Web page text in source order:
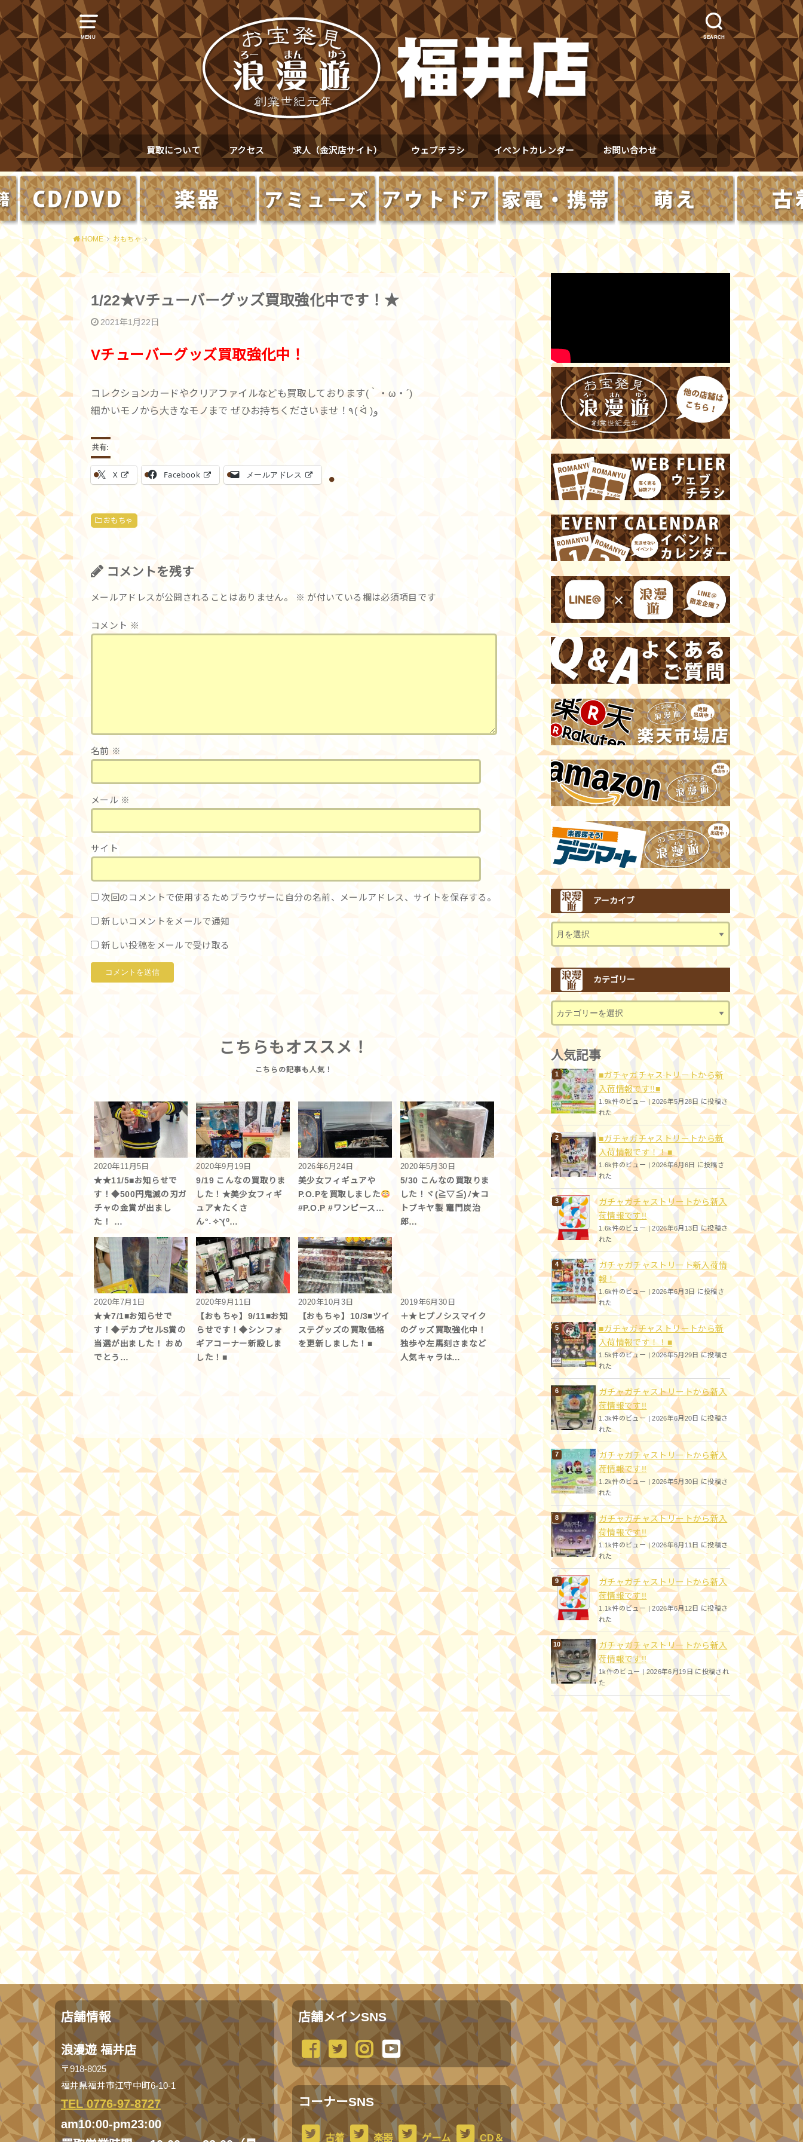
MENU SEARCH
買取について アクセス 求人（金沢店サイト） ウェブチラシ イベントカレンダー お問い合わせ
HOME おもちゃ
1/22★Vチューバーグッズ買取強化中です！★
2021年1月22日
Vチューバーグッズ買取強化中！
コレクションカードやクリアファイルなども買取しております(｀・ω・´)
細かいモノから大きなモノまで ぜひお持ちくださいませ！٩( ᐛ )و
共有:
X Facebook メールアドレス
おもちゃ
コメントを残す
メールアドレスが公開されることはありません。 ※ が付いている欄は必須項目です
コメント ※
名前 ※
メール ※
サイト
次回のコメントで使用するためブラウザーに自分の名前、メールアドレス、サイトを保存する。
新しいコメントをメールで通知
新しい投稿をメールで受け取る
こちらもオススメ！
2020年11月5日
★★11/5■お知らせで
す！◆500円鬼滅の刃ガ
チャの金賞が出まし
た！ …
2020年9月19日
9/19 こんなの買取りま
した！★美少女フィギ
ュア★たくさ
ん°˖✧◝(⁰…
2026年6月24日
美少女フィギュアや
P.O.Pを買取しました
#P.O.P #ワンピース…
2020年5月30日
5/30 こんなの買取りま
した！ヾ(≧▽≦)ﾉ★コ
トブキヤ製 竈門炭治
郎…
2020年7月1日
★★7/1■お知らせで
す！◆デカプセルS賞の
当選が出ました！ おめ
でとう…
2020年9月11日
【おもちゃ】9/11■お知
らせです！◆シンフォ
ギアコーナー新設しま
した！■
2020年10月3日
【おもちゃ】10/3■ツイ
ステグッズの買取価格
を更新しました！■
2019年6月30日
＋★ヒプノシスマイク
のグッズ買取強化中！
独歩や左馬刻さまなど
人気キャラは…
アーカイブ
カテゴリー
人気記事
■ガチャガチャストリートから新
入荷情報です!!■
1.9k件のビュー|2026年5月28日 に投稿さ
れた
■ガチャガチャストリートから新
入荷情報です！！■
1.6k件のビュー |2026年6月6日 に投稿さ
れた
ガチャガチャストリートから新入
荷情報です!!
1.6k件のビュー|2026年6月13日 に投稿さ
れた
ガチャガチャストリート新入荷情
報！
1.6k件のビュー |2026年6月3日 に投稿さ
れた
■ガチャガチャストリートから新
入荷情報です！！■
1.5k件のビュー |2026年5月29日 に投稿さ
れた
ガチャガチャストリートから新入
荷情報です!!
1.3k件のビュー|2026年6月20日 に投稿さ
れた
ガチャガチャストリートから新入
荷情報です!!
1.2k件のビュー |2026年5月30日 に投稿さ
れた
ガチャガチャストリートから新入
荷情報です!!
1.1k件のビュー|2026年6月11日 に投稿さ
れた
ガチャガチャストリートから新入
荷情報です!!
1.1k件のビュー |2026年6月12日 に投稿さ
れた
ガチャガチャストリートから新入
荷情報です!!
1k件のビュー |2026年6月19日 に投稿され
た
店舗情報
浪漫遊 福井店
〒918-8025
福井県福井市江守中町6-10-1
TEL 0776-97-8727
am10:00-pm23:00
店舗メインSNS
コーナーSNS
古着 楽器 ゲーム CD＆